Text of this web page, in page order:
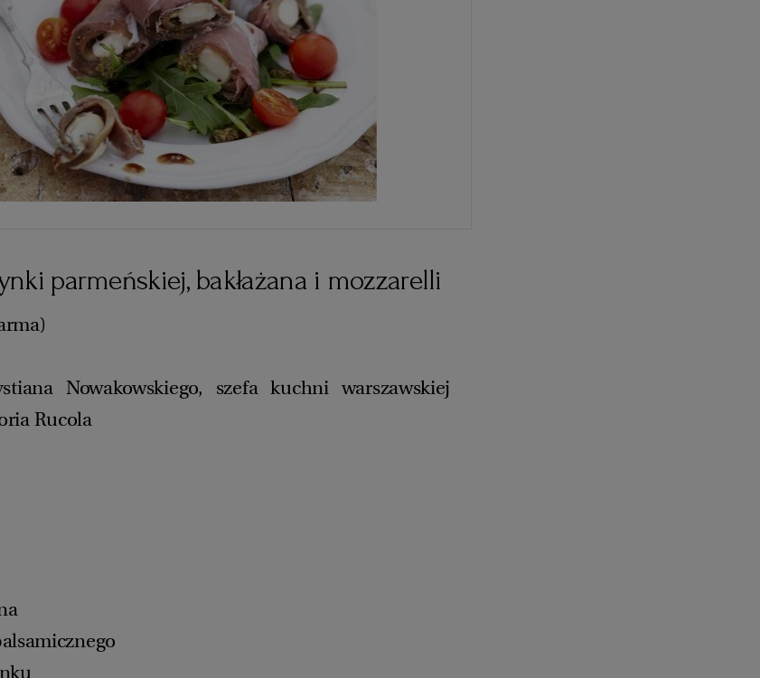
parmeńskiej, bakłażana i mozzarelli
Nowakowskiego, szefa kuchni warszawskiej
Rucola